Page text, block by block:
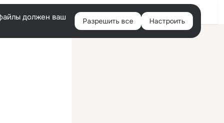
Войти
должен ваш
Разрешить все Настроить